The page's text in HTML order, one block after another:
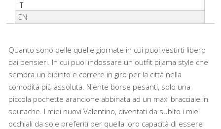
IT
EN
Quanto sono belle quelle giornate in cui puoi vestirti libero
dai pensieri. In cui puoi indossare un outfit pijama style che
sembra un dipinto e correre in giro per la città nella
comodità più assoluta. Niente borse pesanti, solo una
piccola pochette arancione abbinata ad un maxi bracciale in
soutache. I miei nuovi Valentino, diventati da subito i miei
occhiali da sole preferiti per quella loro capacità di essere